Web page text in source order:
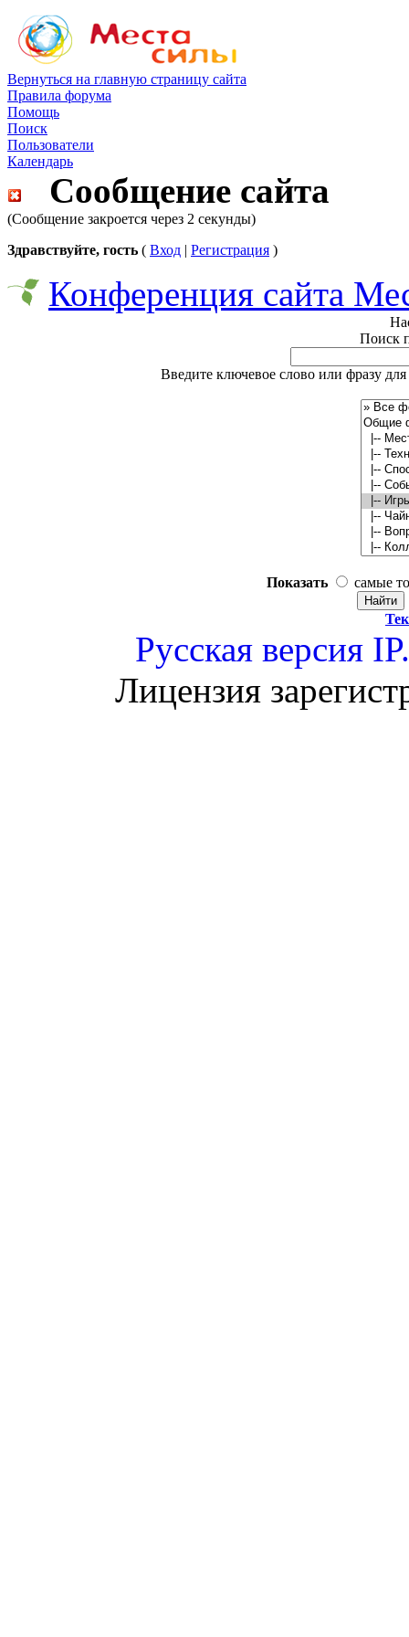
Вернуться на главную страницу сайта
Правила форума
Помощь
Поиск
Пользователи
Календарь
Сообщение сайта
(Сообщение закроется через 2 секунды)
Здравствуйте, гость ( Вход | Регистрация )
Конференция сайта
Поиск
Введите ключевое слово или фразу
Показать самые
Русская версия
Лицензия